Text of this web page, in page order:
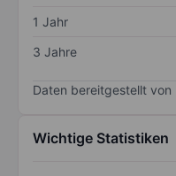
1 Jahr
3 Jahre
Daten bereitgestellt von
Wichtige Statistiken